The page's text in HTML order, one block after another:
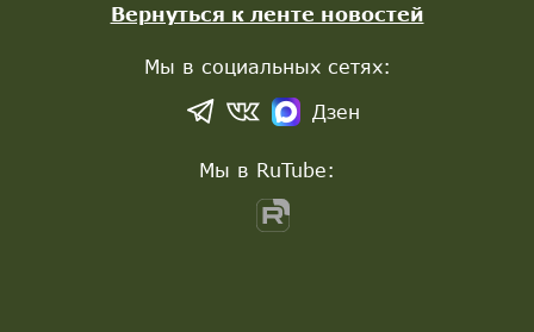
Вернуться к ленте новостей
Мы в социальных сетях:
Дзен
Мы в RuTube: